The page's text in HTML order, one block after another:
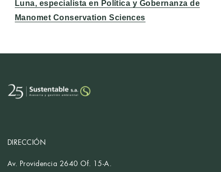
Luna, especialista en Política y Gobernanza de
Manomet Conservation Sciences
DIRECCIÓN
Av. Providencia 2640 Of. 15-A.